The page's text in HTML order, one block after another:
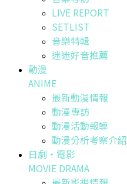
LIVE REPORT
SETLIST
音樂特輯
迷迷好音推薦
動漫
ANIME
最新動漫情報
動漫專訪
動漫活動報導
動漫分析考察介紹
日劇・電影
MOVIE DRAMA